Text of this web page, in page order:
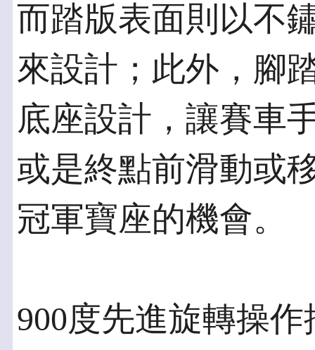
而踏版表面則以不
來設計；此外，腳
底座設計，讓賽車
或是終點前滑動或
冠軍寶座的機會。
900度先進旋轉操